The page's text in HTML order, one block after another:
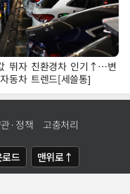
뛰자 친환경차 인기↑…변
동차 트렌드[세쓸통]
·정책 고충처리
드 맨위로↑